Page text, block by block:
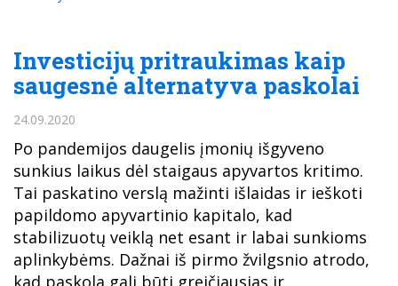
Investicijų pritraukimas kaip
saugesnė alternatyva paskolai
24.09.2020
Po pandemijos daugelis įmonių išgyveno
sunkius laikus dėl staigaus apyvartos kritimo.
Tai paskatino verslą mažinti išlaidas ir ieškoti
papildomo apyvartinio kapitalo, kad
stabilizuotų veiklą net esant ir labai sunkioms
aplinkybėms. Dažnai iš pirmo žvilgsnio atrodo,
kad paskola gali būti greičiausias ir